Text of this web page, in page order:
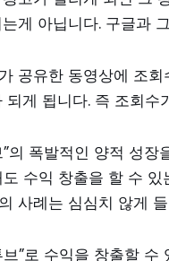
게 아닙니다. 구글과
공유한 동영상에 조
되게 됩니다. 즉 조회
의 폭발적인 양적 성
수익 창출을 할 수
사례는 심심치 않게
”로 수익을 창출할